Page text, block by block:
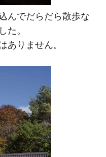
んでだらだら散歩な
た。
ありません。